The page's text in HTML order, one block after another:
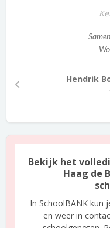
Hendrik
Bekijk het
Haag de
In SchoolBANK kun
en weer in